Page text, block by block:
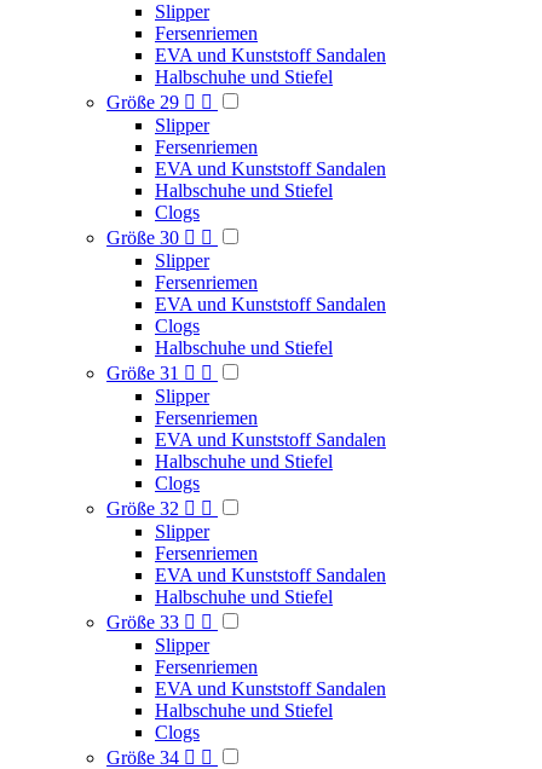
Slipper
Fersenriemen
EVA und Kunststoff Sandalen
Halbschuhe und Stiefel
Größe 29  
Slipper
Fersenriemen
EVA und Kunststoff Sandalen
Halbschuhe und Stiefel
Clogs
Größe 30  
Slipper
Fersenriemen
EVA und Kunststoff Sandalen
Clogs
Halbschuhe und Stiefel
Größe 31  
Slipper
Fersenriemen
EVA und Kunststoff Sandalen
Halbschuhe und Stiefel
Clogs
Größe 32  
Slipper
Fersenriemen
EVA und Kunststoff Sandalen
Halbschuhe und Stiefel
Größe 33  
Slipper
Fersenriemen
EVA und Kunststoff Sandalen
Halbschuhe und Stiefel
Clogs
Größe 34  